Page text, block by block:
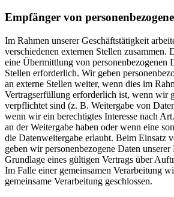
Empfänger von
Im Rahmen unserer Geschäftstätigkeit
verschiedenen externen Stellen zusammen.
eine Übermittlung von personenbezogenen
Stellen erforderlich. Wir geben
an externe Stellen weiter, wenn dies im
Vertragserfüllung erforderlich ist, wenn wir
verpflichtet sind (z. B. Weitergabe von
wenn wir ein berechtigtes Interesse nach
an der Weitergabe haben oder wenn eine
die Datenweitergabe erlaubt. Beim Einsatz
geben wir personenbezogene Daten
Grundlage eines gültigen Vertrags über
Im Falle einer gemeinsamen Verarbeitung
gemeinsame Verarbeitung geschlossen.